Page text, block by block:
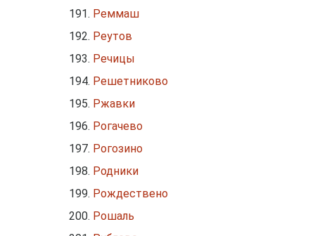
Реммаш
Реутов
Речицы
Решетниково
Ржавки
Рогачево
Рогозино
Родники
Рождествено
Рошаль